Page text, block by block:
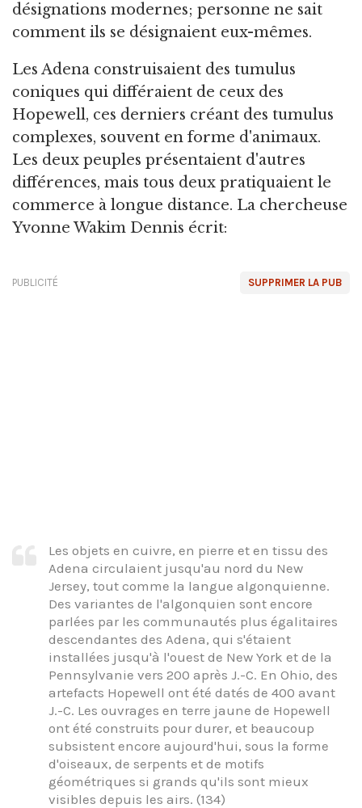
désignations modernes; personne ne sait
comment ils se désignaient eux-mêmes.
Les Adena construisaient des tumulus
coniques qui différaient de ceux des
Hopewell, ces derniers créant des tumulus
complexes, souvent en forme d'animaux.
Les deux peuples présentaient d'autres
différences, mais tous deux pratiquaient le
commerce à longue distance. La chercheuse
Yvonne Wakim Dennis écrit:
SUPPRIMER LA PUB
PUBLICITÉ
Les objets en cuivre, en pierre et en tissu des
Adena circulaient jusqu'au nord du New
Jersey, tout comme la langue algonquienne.
Des variantes de l'algonquien sont encore
parlées par les communautés plus égalitaires
descendantes des Adena, qui s'étaient
installées jusqu'à l'ouest de New York et de la
Pennsylvanie vers 200 après J.-C. En Ohio, des
artefacts Hopewell ont été datés de 400 avant
J.-C. Les ouvrages en terre jaune de Hopewell
ont été construits pour durer, et beaucoup
subsistent encore aujourd'hui, sous la forme
d'oiseaux, de serpents et de motifs
géométriques si grands qu'ils sont mieux
visibles depuis les airs. (134)